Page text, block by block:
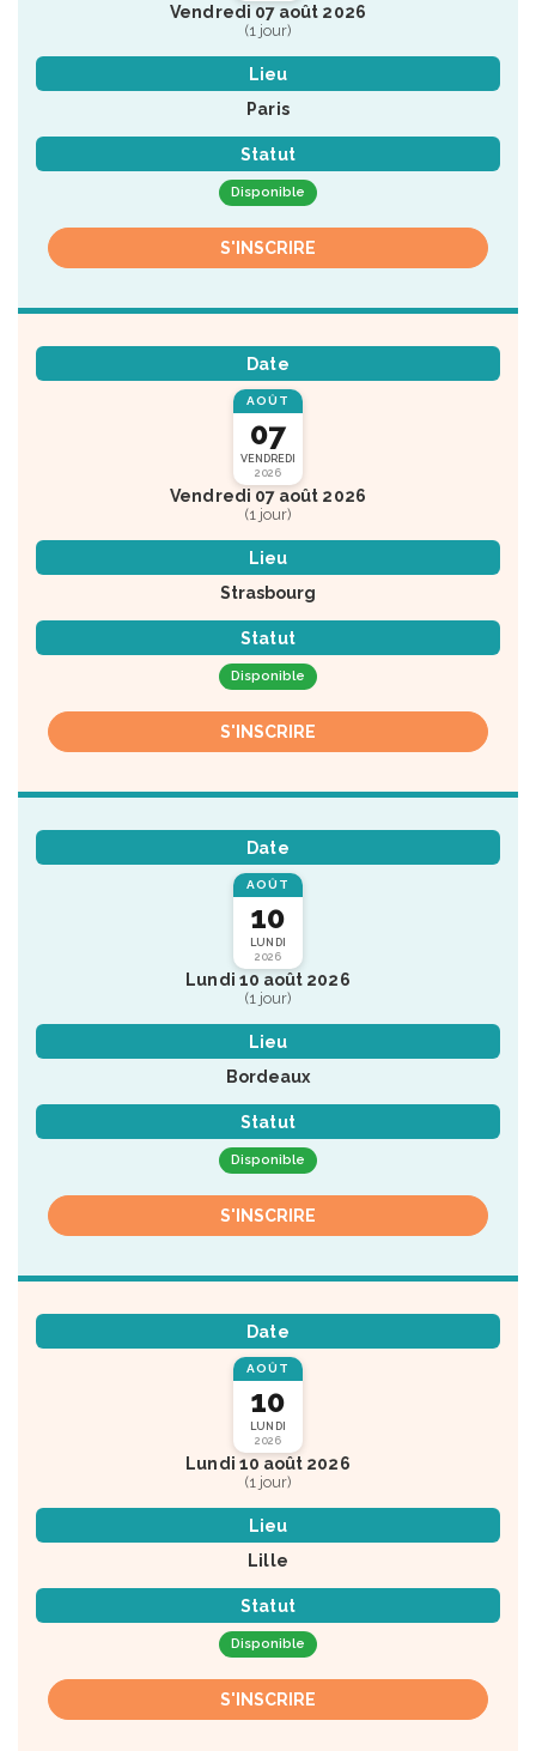
Vendredi 07 août 2026
(1 jour)
Lieu
Paris
Statut
Disponible
S'INSCRIRE
Date
AOÛT
07
VENDREDI
2026
Vendredi 07 août 2026
(1 jour)
Lieu
Strasbourg
Statut
Disponible
S'INSCRIRE
Date
AOÛT
10
LUNDI
2026
Lundi 10 août 2026
(1 jour)
Lieu
Bordeaux
Statut
Disponible
S'INSCRIRE
Date
AOÛT
10
LUNDI
2026
Lundi 10 août 2026
(1 jour)
Lieu
Lille
Statut
Disponible
S'INSCRIRE